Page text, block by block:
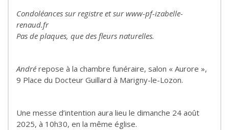
Condoléances sur registre et sur www-pf-izabelle-
renaud.fr
Pas de plaques, que des fleurs naturelles.
André repose à la chambre funéraire, salon « Aurore »,
9 Place du Docteur Guillard à Marigny-le-Lozon.
Une messe d’intention aura lieu le dimanche 24 août
2025, à 10h30, en la même église.